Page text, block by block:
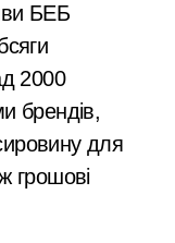
БЕБ
2000
брендів,
для
грошові